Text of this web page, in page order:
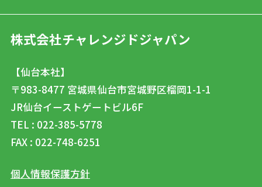
株式会社チャレンジドジャパン
【仙台本社】
〒983-8477 宮城県仙台市宮城野区榴岡1-1-1
JR仙台イーストゲートビル6F
TEL : 022-385-5778
FAX : 022-748-6251
個人情報保護方針